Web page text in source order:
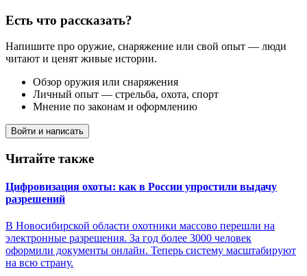
Есть что рассказать?
Напишите про оружие, снаряжение или свой опыт — люди
читают и ценят живые истории.
Обзор оружия или снаряжения
Личный опыт — стрельба, охота, спорт
Мнение по законам и оформлению
Войти и написать
Читайте также
Цифровизация охоты: как в России упростили выдачу
разрешений
В Новосибирской области охотники массово перешли на
электронные разрешения. За год более 3000 человек
оформили документы онлайн. Теперь систему масштабируют
на всю страну.